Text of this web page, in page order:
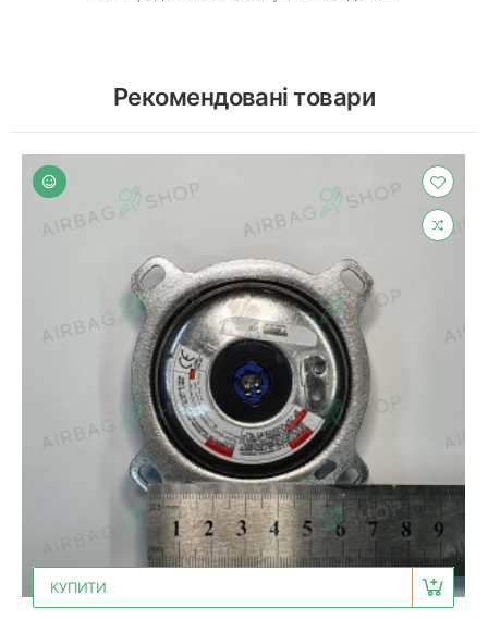
Рекомендовані товари
КУПИТИ